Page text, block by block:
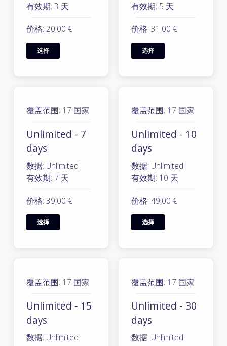
有效期: 3 天
价格: 20,00 €
选择
有效期: 5 天
价格: 31,00 €
选择
覆盖范围: 17 国家
Unlimited - 7
days
数据: Unlimited
有效期: 7 天
价格: 39,00 €
选择
覆盖范围: 17 国家
Unlimited - 10
days
数据: Unlimited
有效期: 10 天
价格: 49,00 €
选择
覆盖范围: 17 国家
Unlimited - 15
days
数据: Unlimited
覆盖范围: 17 国家
Unlimited - 30
days
数据: Unlimited